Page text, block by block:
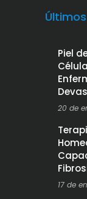
Piel
20 de
17 de